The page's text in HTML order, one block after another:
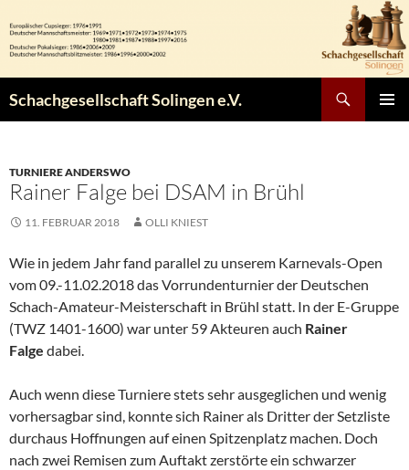
Inhalt
springen
Schachgesellschaft Solingen e.V.
TURNIERE ANDERSWO
Rainer Falge bei DSAM in Brühl
11. FEBRUAR 2018 OLLI KNIEST
Wie in jedem Jahr fand parallel zu unserem Karnevals-Open
vom 09.-11.02.2018 das Vorrundenturnier der Deutschen
Schach-Amateur-Meisterschaft in Brühl statt. In der E-Gruppe
(TWZ 1401-1600) war unter 59 Akteuren auch Rainer
Falge dabei.
Auch wenn diese Turniere stets sehr ausgeglichen und wenig
vorhersagbar sind, konnte sich Rainer als Dritter der Setzliste
durchaus Hoffnungen auf einen Spitzenplatz machen. Doch
nach zwei Remisen zum Auftakt zerstörte ein schwarzer